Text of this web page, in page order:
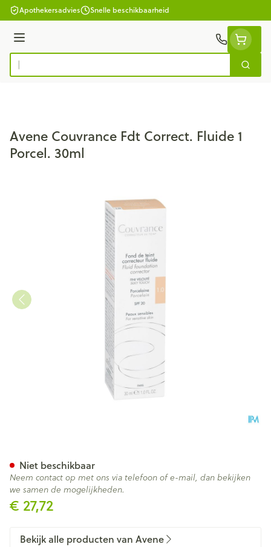
Ga naar de inhoud
Apothekersadvies Snelle beschikbaarheid
Menu
Product, merk, categorie...
Zoek
Avene Couvrance Fdt Correct. Fluide 1
Porcel. 30ml
€ 27,72
Niet beschikbaar
Neem contact op met ons via telefoon of e-mail, dan bekijken
we samen de mogelijkheden.
Bekijk alle producten van Avene